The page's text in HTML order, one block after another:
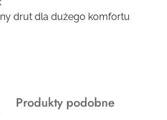
drut dla dużego komfortu
Produkty
Produkty podobne